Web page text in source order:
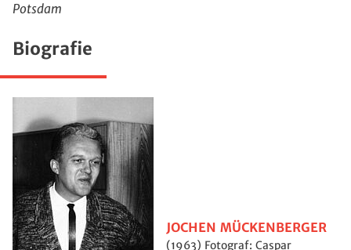
Potsdam
Biografie
JOCHEN MÜCKENBERGER
(1963) Fotograf: Caspar